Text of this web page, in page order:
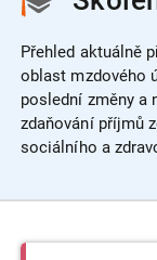
Přehled aktuálně
oblast mzdového
poslední změny a
zdaňování příjmů
sociálního a